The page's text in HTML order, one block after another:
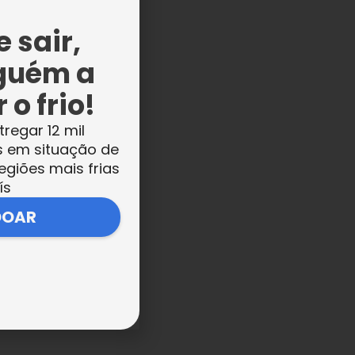
sair,
a
o frio!
12 mil
em situação de
mais frias